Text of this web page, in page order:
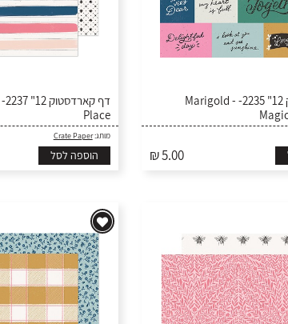
דף קארדסטוק 12" 2235- Marigold -
₪ 5.00
Place
מותג:Crate Paper
הוספה לסל